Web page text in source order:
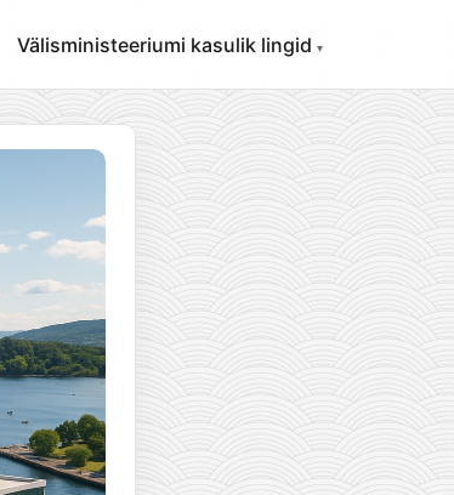
Välisministeeriumi kasulik lingid